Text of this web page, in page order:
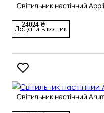
Світильник настінний
24024 ₴
Додати в кошик
Світильник настінний